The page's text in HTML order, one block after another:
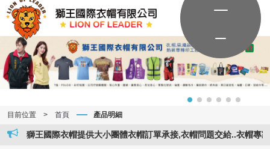
目前位置 > 首頁 產品明細
獅王國際衣帽提供大小團體衣帽訂單承接,衣帽問題交給..衣帽專家..